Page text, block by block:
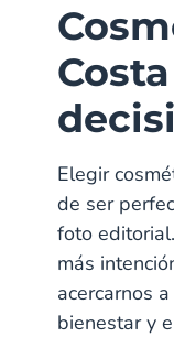
Elegir
de ser
foto
más
acercarnos
bienestar y